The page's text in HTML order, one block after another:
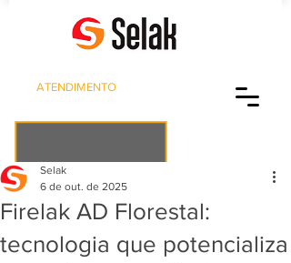
ATENDIMENTO
Firelak AD Florestal:
tecnologia que potencializa
Selak
6 de out. de 2025